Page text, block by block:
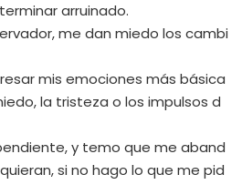
arruinado.
me dan miedo los cambi
mis emociones más básica
la tristeza o los impulsos d
y temo que me aband
si no hago lo que me pid